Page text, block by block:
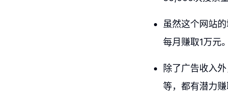
虽然这个网站
每月赚取1万元。
除了广告收入
等，都有潜力赚